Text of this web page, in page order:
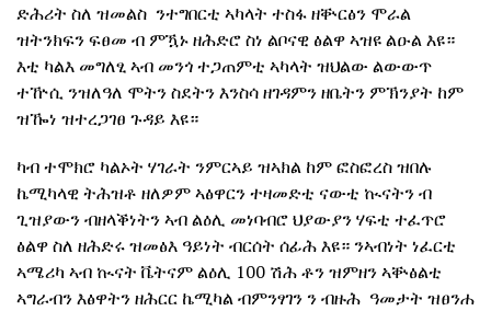
ድሕሪት ስለ ዝመልስ ንተግበርቲ ኣካላት ተስፋ ዘቝርፅን ሞራል
ዝትንክፍን ፍፀመ ብ ምዃኑ ዘሕድሮ ስነ ልቦናዊ ፅልዋ ኣዝዩ ልዑል እዩ።
እቲ ካልእ መግለፂ ኣብ መንጎ ተጋጠምቲ ኣካላት ዝህልው ልውውጥ
ተዅሲ ንዝለዓለ ሞትን ስደትን እንስሳ ዘገዳምን ዘቤትን ምኽንያት ከም
ዝዀነ ዝተረጋገፀ ጉዳይ እዩ።
ካብ ተሞክሮ ካልኦት ሃገራት ንምርኣይ ዝኣክል ከም ፎስፎረስ ዝበሉ
ኬሚካላዊ ትሕዝቶ ዘለዎም ኣፅዋርን ተዛመድቲ ናውቲ ኲናትን ብ
ጊዝያውን ብዘላቕነትን ኣብ ልዕሊ መነባብሮ ህያውያን ሃፍቲ ተፈጥሮ
ፅልዋ ስለ ዘሕድሩ ዝመፅእ ዓይነት ብርሰት ሰፊሕ እዩ። ንኣብነት ነፈርቲ
ኣሜሪካ ኣብ ኲናት ቬትናም ልዕሊ 100 ሽሕ ቶን ዝምዘን ኣቝፅልቲ
ኣግራብን እፅዋትን ዘሕርር ኬሚካል ብምንፃገን ን ብዙሕ ዓመታት ዝፀንሐ